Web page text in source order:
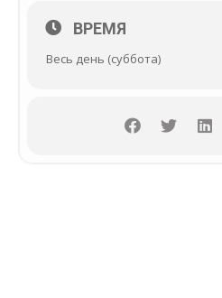
ВРЕМЯ
Весь день (суббота)